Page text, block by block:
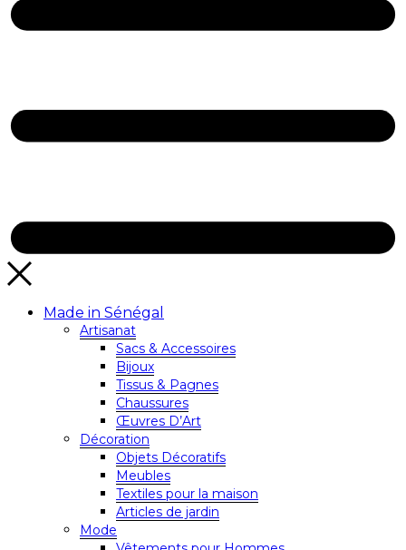
Made in Sénégal
Artisanat
Sacs & Accessoires
Bijoux
Tissus & Pagnes
Chaussures
Œuvres D’Art
Décoration
Objets Décoratifs
Meubles
Textiles pour la maison
Articles de jardin
Mode